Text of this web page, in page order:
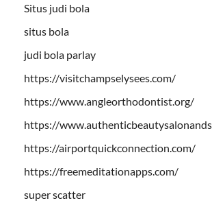
Situs judi bola
situs bola
judi bola parlay
https://visitchampselysees.com/
https://www.angleorthodontist.org/
https://
https://airportquickconnection.com/
https://freemeditationapps.com/
super scatter